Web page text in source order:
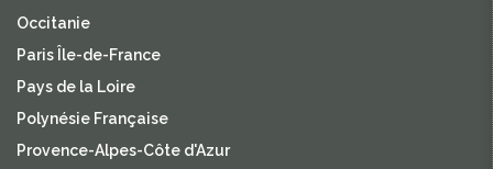
Occitanie
Paris Île-de-France
Pays de la Loire
Polynésie Française
Provence-Alpes-Côte d'Azur